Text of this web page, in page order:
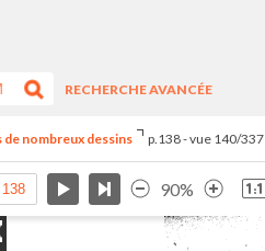
RECHERCHE AVANCÉE
de nombreux dessins p.138 - vue 140/337
90%